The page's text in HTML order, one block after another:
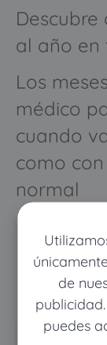
de
publicidad.
puedes
al año en
Los
médico
cuando
como
normal